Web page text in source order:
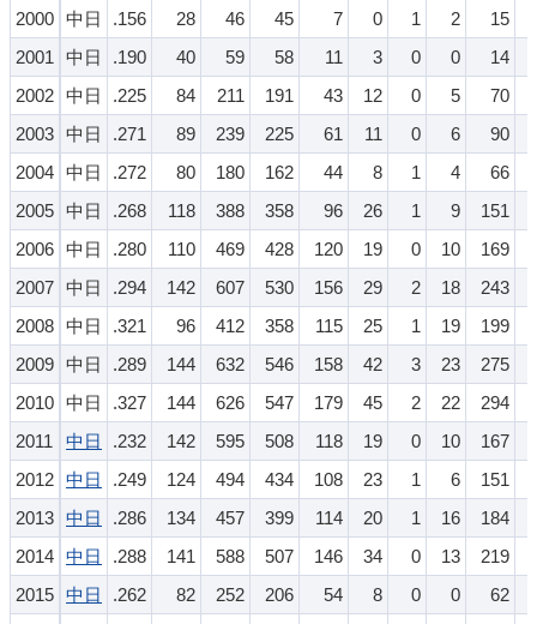
2000
2001
2002
2003
2004
2005
2006
2007
2008
2009
2010
2011
2012
2013
2014
2015
中日
.156 28 46 45 7 0 1 2
15
中日
.190 40 59 58 11 3 0 0
14
中日
.225 84 211 191 43 12 0 5 70
中日
.271 89 239 225 61 11 0 6 90
中日
.272 80 180 162 44 8 1 4 66
中日
.268 118 388 358 96 26 1 9 151
中日
.280 110 469 428 120 19 0 10 169
中日
.294 142 607 530 156 29 2 18 243
中日
.321 96 412 358 115 25 1 19 199
中日
.289 144 632 546 158 42 3 23 275
中日
.327 144 626 547 179 45 2 22 294
中日
.232 142 595 508 118 19 0 10 167
中日
.249 124 494 434 108 23 1 6 151
中日
.286 134 457 399 114 20 1 16 184
中日
.288 141 588 507 146 34 0 13 219
中日
.262 82 252 206 54 8 0 0 62